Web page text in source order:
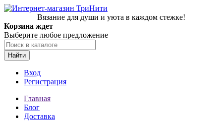
Вязание для души и уюта в каждом стежке!
Корзина ждет
Выберите любое предложение
Найти
Вход
Регистрация
Главная
Блог
Доставка